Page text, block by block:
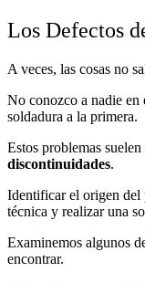
Los Defectos
A veces, las cosas no
No conozco a nadie en
soldadura a la primera.
Estos problemas
discontinuidades.
Identificar el origen del
técnica y realizar una
Examinemos algunos
encontrar.